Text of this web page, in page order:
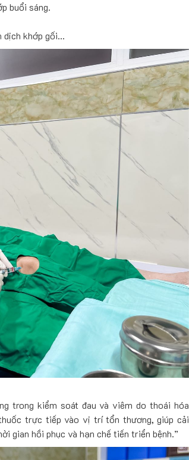
buổi sáng.
khớp gối...
trong kiểm soát đau và viêm do thoái hóa
trực tiếp vào vị trí tổn thương, giúp cải
gian hồi phục và hạn chế tiến triển bệnh.”